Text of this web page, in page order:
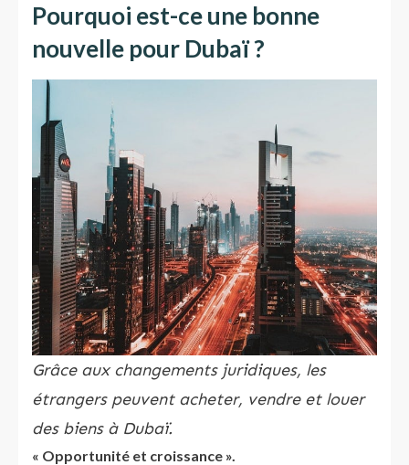
Pourquoi est-ce une bonne
nouvelle pour Dubaï ?
Grâce aux changements juridiques, les
étrangers peuvent acheter, vendre et louer
des biens à Dubaï.
« Opportunité et croissance ».